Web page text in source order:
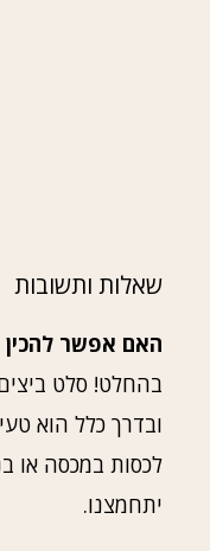
שאלות ותשובות
האם אפשר
בהחלט! סלט
ובדרך כלל הוא
לכסות במכסה או
יתחמצנו.